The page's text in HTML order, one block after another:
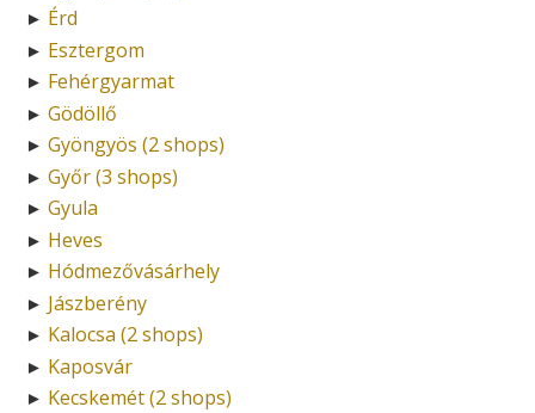
► Érd
► Esztergom
► Fehérgyarmat
► Gödöllő
► Gyöngyös (2 shops)
► Győr (3 shops)
► Gyula
► Heves
► Hódmezővásárhely
► Jászberény
► Kalocsa (2 shops)
► Kaposvár
► Kecskemét (2 shops)